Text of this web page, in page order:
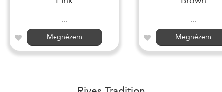
...
Megnézem
...
Megnézem